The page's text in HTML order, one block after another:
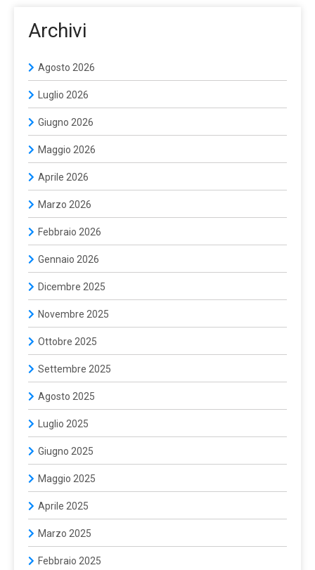
Archivi
Agosto 2026
Luglio 2026
Giugno 2026
Maggio 2026
Aprile 2026
Marzo 2026
Febbraio 2026
Gennaio 2026
Dicembre 2025
Novembre 2025
Ottobre 2025
Settembre 2025
Agosto 2025
Luglio 2025
Giugno 2025
Maggio 2025
Aprile 2025
Marzo 2025
Febbraio 2025